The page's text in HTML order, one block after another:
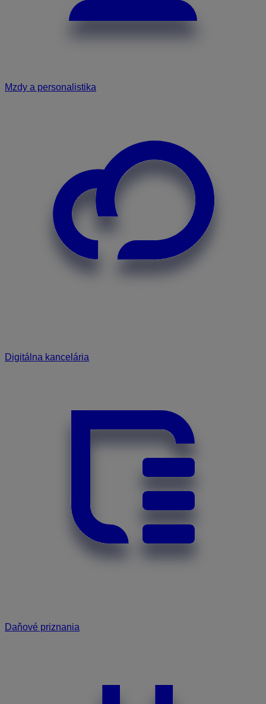
Mzdy a personalistika
Digitálna kancelária
Daňové priznania